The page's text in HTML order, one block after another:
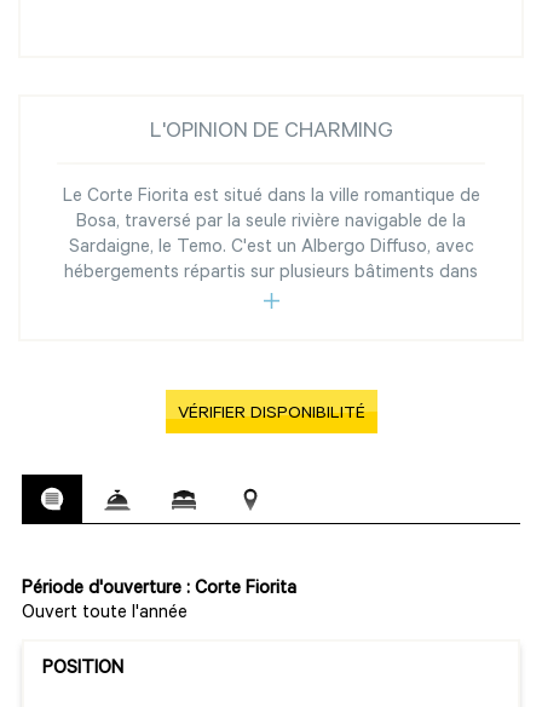
L'OPINION DE CHARMING
Le Corte Fiorita est situé dans la ville romantique de
Bosa, traversé par la seule rivière navigable de la
Sardaigne, le Temo. C'est un Albergo Diffuso, avec
hébergements répartis sur plusieurs bâtiments dans
VÉRIFIER DISPONIBILITÉ
Période d'ouverture : Corte Fiorita
Ouvert toute l'année
POSITION